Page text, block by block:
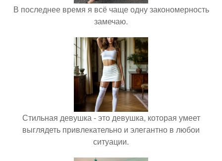
В последнее время я всё чаще одну закономерность
замечаю.
Стильная девушка - это девушка, которая умеет
выглядеть привлекательно и элегантно в любои
ситуации.